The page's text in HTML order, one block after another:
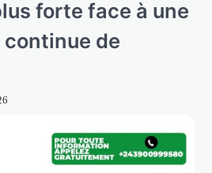
forte face à une
de